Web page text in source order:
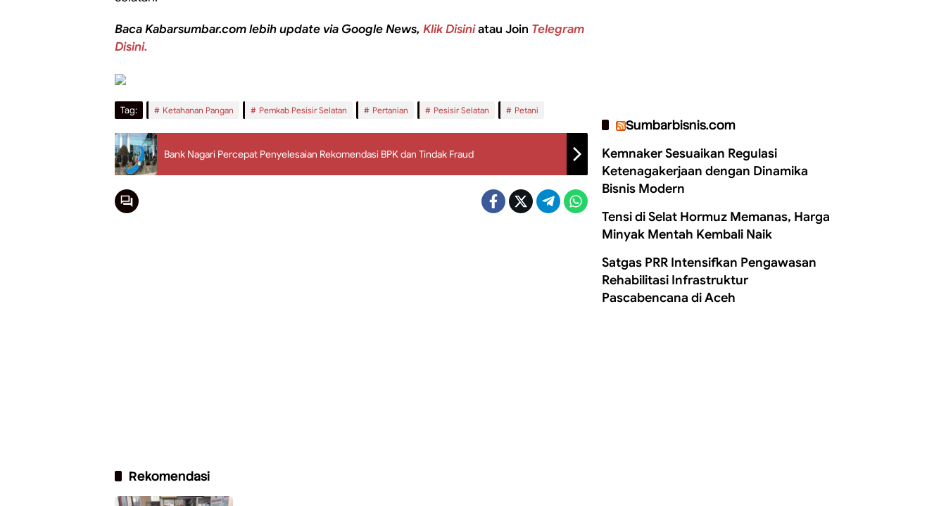
Baca Kabarsumbar.com lebih update via Google News, Klik Disiniatau Join Telegram
Disini.
Tag: Ketahanan Pangan Pemkab Pesisir Selatan Pertanian Pesisir Selatan Petani
Bank Nagari Percepat Penyelesaian Rekomendasi BPK dan Tindak Fraud
Rekomendasi
Sumbarbisnis.com
Kemnaker Sesuaikan Regulasi
Ketenagakerjaan dengan Dinamika
Bisnis Modern
Tensi di Selat Hormuz Memanas, Harga
Minyak Mentah Kembali Naik
Satgas PRR Intensifkan Pengawasan
Rehabilitasi Infrastruktur
Pascabencana di Aceh